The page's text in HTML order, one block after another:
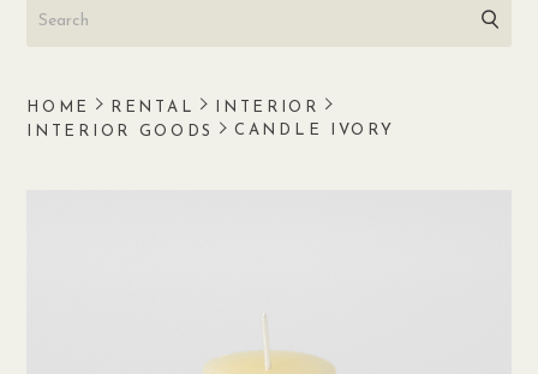
HOME RENTAL
INTERIOR
INTERIOR GOODS
CANDLE IVORY